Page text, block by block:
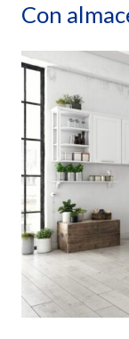
Con